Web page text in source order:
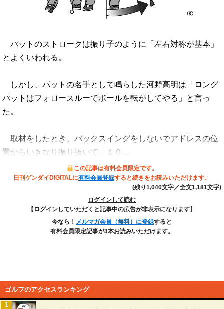
パットのストロークは振り子のように「左右対称が基本」
とよくいわれる。
しかし、パットの名手として鳴らした河野高明は「ロング
パットはフォロースルーでボールを転がしてやる」と言っ
た。
取材をしたとき、バックスイングをしないでアドレスの位
置からいきなり振り抜いて、１０…
この記事は有料会員限定です。
日刊ゲンダイDIGITALに有料会員登録すると続きをお読みいただけます。
(残り1,040文字／全文1,181文字)
ログインして読む
【ログインしていただくと記事中の広告が非表示になります】
今なら！ メルマガ会員（無料）に登録すると
有料会員限定記事が3本お読みいただけます。
ゴルフのアクセスランキング
1